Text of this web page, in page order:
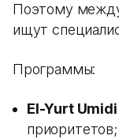
Поэтому
ищут
Программы:
El-Yurt Umidi
приоритетов;